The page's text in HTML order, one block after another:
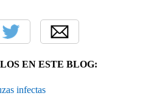
EN ESTE BLOG:
infectas